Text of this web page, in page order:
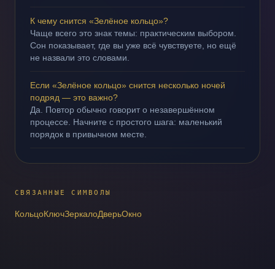
К чему снится «Зелёное кольцо»?
Чаще всего это знак темы: практическим выбором.
Сон показывает, где вы уже всё чувствуете, но ещё
не назвали это словами.
Если «Зелёное кольцо» снится несколько ночей
подряд — это важно?
Да. Повтор обычно говорит о незавершённом
процессе. Начните с простого шага: маленький
порядок в привычном месте.
СВЯЗАННЫЕ СИМВОЛЫ
КольцоКлючЗеркалоДверьОкно